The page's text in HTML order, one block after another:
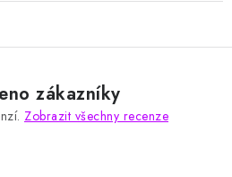
zákazníky
Zobrazit všechny recenze